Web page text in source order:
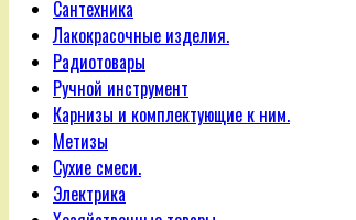
Сантехника
Лакокрасочные изделия.
Радиотовары
Ручной инструмент
Карнизы и комплектующие к ним.
Метизы
Сухие смеси.
Электрика